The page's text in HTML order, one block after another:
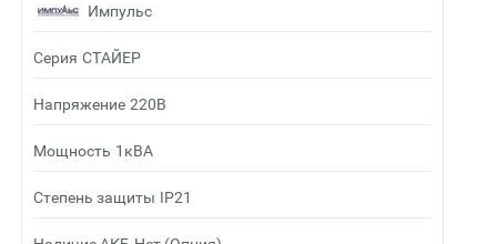
Импульс
Серия СТАЙЕР
Напряжение 220В
Мощность 1кВА
Степень защиты IP21